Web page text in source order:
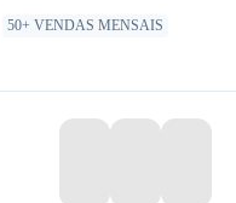
50+ VENDAS MENSAIS